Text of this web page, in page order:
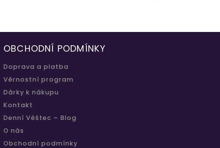
OBCHODNÍ PODMÍNKY
Doprava a platba
Věrnostní program
Dárky k nákupu
Kontakt
Denní Věštec – Blog
O nás
Obchodní podmínky